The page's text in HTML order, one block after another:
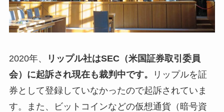
2020年、
リップル社はSEC（米国証券取引委員
会）に起訴され現在も裁判中です。
リップルを証
券として登録していなかったので起訴されていま
す。また、ビットコインなどの仮想通貨（暗号資